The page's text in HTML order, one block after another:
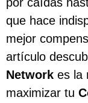
que hace
mejor
artículo
Network es la
maximizar tu